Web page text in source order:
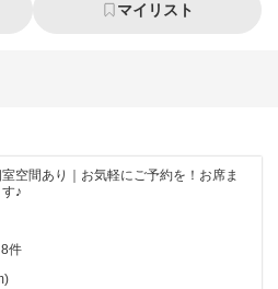
マイリスト
空間あり｜お気軽にご予約を！お席ま
♪
8件